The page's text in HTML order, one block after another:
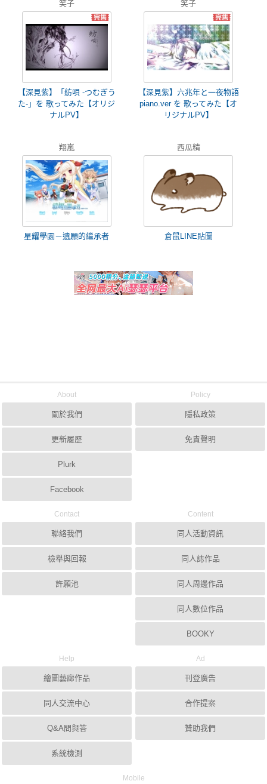
笑子
【深見紫】「紡唄 -つむぎう
た-」を 歌ってみた【オリジ
ナルPV】
笑子
【深見紫】六兆年と一夜物語
piano.ver を 歌ってみた【オ
リジナルPV】
翔嵐
星耀學園－遺願的繼承者
西瓜精
倉鼠LINE貼圖
About
關於我們
更新履歷
Plurk
Facebook
Policy
隱私政策
免責聲明
Contact
聯絡我們
檢舉與回報
許願池
Content
同人活動資訊
同人誌作品
同人周邊作品
同人數位作品
BOOKY
Help
繪圖藝廊作品
同人交流中心
Q&A問與答
系統檢測
Ad
刊登廣告
合作提案
贊助我們
Mobile